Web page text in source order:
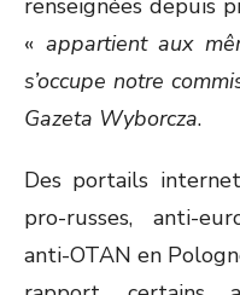
renseignées depuis
« appartient aux
s’occupe notre
Gazeta Wyborcza.
Des portails
pro-russes, anti-
anti-OTAN en